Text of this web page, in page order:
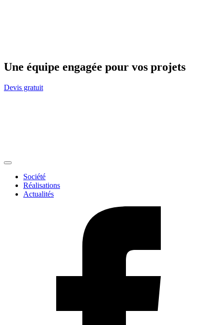
Une équipe engagée pour vos projets
Devis gratuit
Société
Réalisations
Actualités